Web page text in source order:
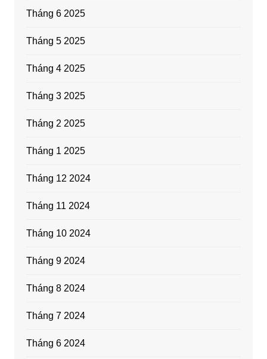
Tháng 6 2025
Tháng 5 2025
Tháng 4 2025
Tháng 3 2025
Tháng 2 2025
Tháng 1 2025
Tháng 12 2024
Tháng 11 2024
Tháng 10 2024
Tháng 9 2024
Tháng 8 2024
Tháng 7 2024
Tháng 6 2024